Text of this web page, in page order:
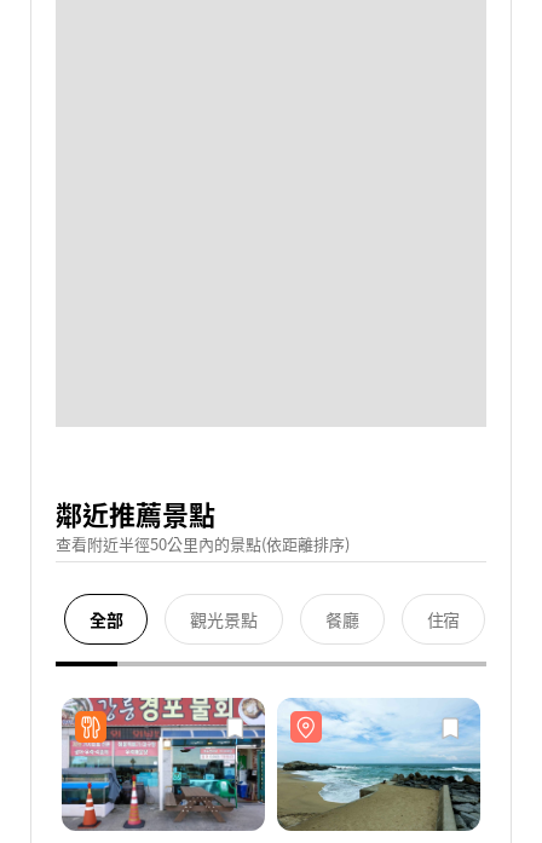
鄰近推薦景點
查看附近半徑50公里內的景點(依距離排序)
全部 觀光景點 餐廳 住宿